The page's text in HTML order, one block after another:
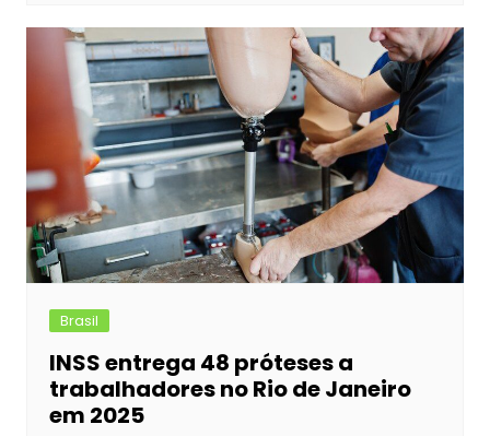
Brasil
INSS entrega 48 próteses a
trabalhadores no Rio de Janeiro
em 2025